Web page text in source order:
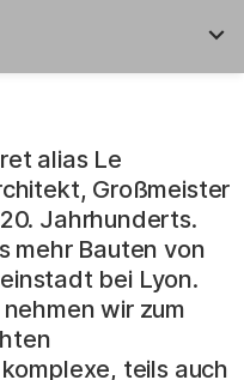
alias Le
Großmeister
Jahrhunderts.
mehr Bauten von
bei Lyon.
wir zum
teils auch